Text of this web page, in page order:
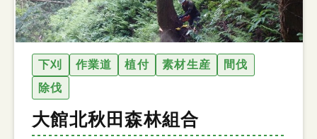
下刈 作業道 植付 素材生産
間伐
除伐
大館北秋田森林組合